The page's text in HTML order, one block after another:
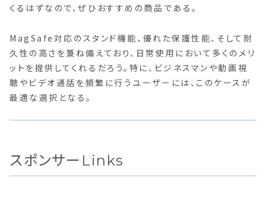
くるはずなので、ぜひおすすめの商品である。
MagSafe対応のスタンド機能、優れた保護性能、そして耐
久性の高さを兼ね備えており、日常使用において多くのメリ
ットを提供してくれるだろう。特に、ビジネスマンや動画視
聴やビデオ通話を頻繁に行うユーザーには、このケースが
最適な選択となる。
スポンサーLinks